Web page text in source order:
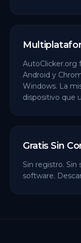
AutoClicker.org
Android y
Windows. La
dispositivo que
Gratis Sin
Sin registro. Sin
software.